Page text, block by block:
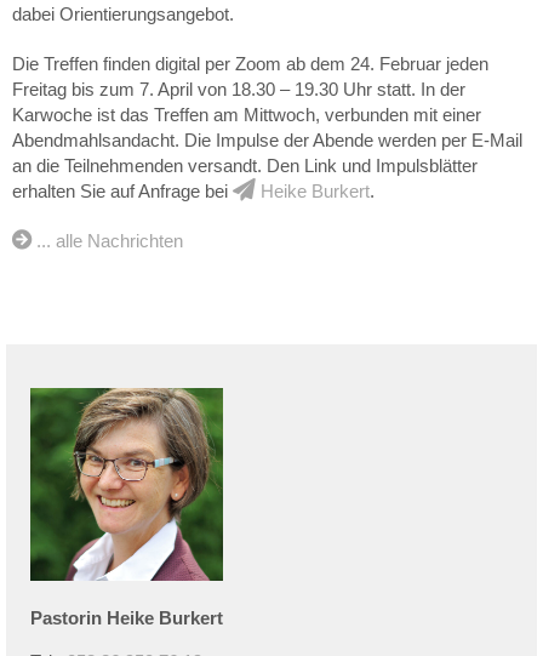
dabei Orientierungsangebot.
Die Treffen finden digital per Zoom ab dem 24. Februar jeden
Freitag bis zum 7. April von 18.30 – 19.30 Uhr statt. In der
Karwoche ist das Treffen am Mittwoch, verbunden mit einer
Abendmahlsandacht. Die Impulse der Abende werden per E-Mail
an die Teilnehmenden versandt. Den Link und Impulsblätter
erhalten Sie auf Anfrage bei
Heike Burkert.
... alle Nachrichten
Pastorin Heike Burkert